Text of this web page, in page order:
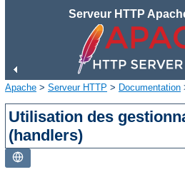
Serveur HTTP
Apache > Serveur HTTP > Documentation
Utilisation des
(handlers)